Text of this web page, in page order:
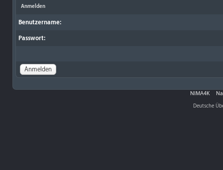
Anmelden
Benutzername:
Passwort:
NIMA4K
Deutsche